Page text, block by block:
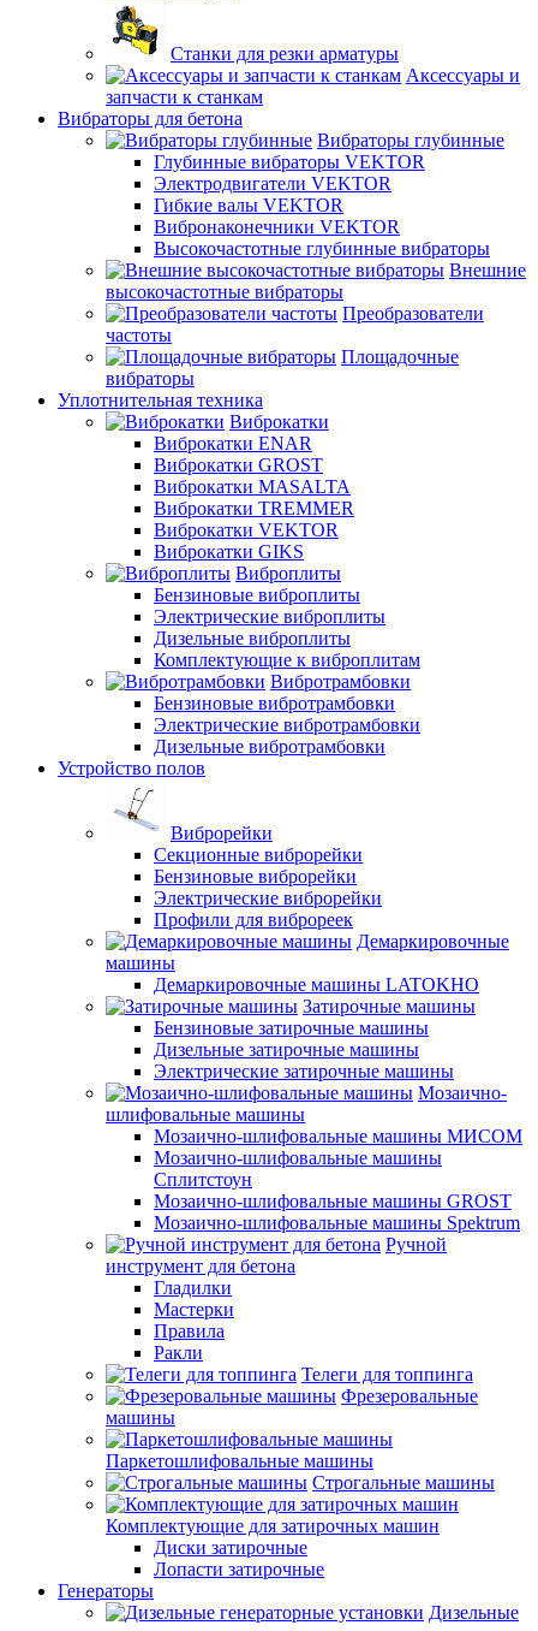
Станки для резки арматуры
Аксессуары и
запчасти к станкам
Вибраторы для бетона
Вибраторы глубинные
Глубинные вибраторы VEKTOR
Электродвигатели VEKTOR
Гибкие валы VEKTOR
Вибронаконечники VEKTOR
Высокочастотные глубинные вибраторы
Внешние
высокочастотные вибраторы
Преобразователи
частоты
Площадочные
вибраторы
Уплотнительная техника
Виброкатки
Виброкатки ENAR
Виброкатки GROST
Виброкатки MASALTA
Виброкатки TREMMER
Виброкатки VEKTOR
Виброкатки GIKS
Виброплиты
Бензиновые виброплиты
Электрические виброплиты
Дизельные виброплиты
Комплектующие к виброплитам
Вибротрамбовки
Бензиновые вибротрамбовки
Электрические вибротрамбовки
Дизельные вибротрамбовки
Устройство полов
Виброрейки
Секционные виброрейки
Бензиновые виброрейки
Электрические виброрейки
Профили для виброреек
Демаркировочные
машины
Демаркировочные машины LATOKHO
Затирочные машины
Бензиновые затирочные машины
Дизельные затирочные машины
Электрические затирочные машины
Мозаично-
шлифовальные машины
Мозаично-шлифовальные машины МИСОМ
Мозаично-шлифовальные машины
Сплитстоун
Мозаично-шлифовальные машины GROST
Мозаично-шлифовальные машины Spektrum
Ручной
инструмент для бетона
Гладилки
Мастерки
Правила
Ракли
Телеги для топпинга
Фрезеровальные
машины
Паркетошлифовальные машины
Строгальные машины
Комплектующие для затирочных машин
Диски затирочные
Лопасти затирочные
Генераторы
Дизельные